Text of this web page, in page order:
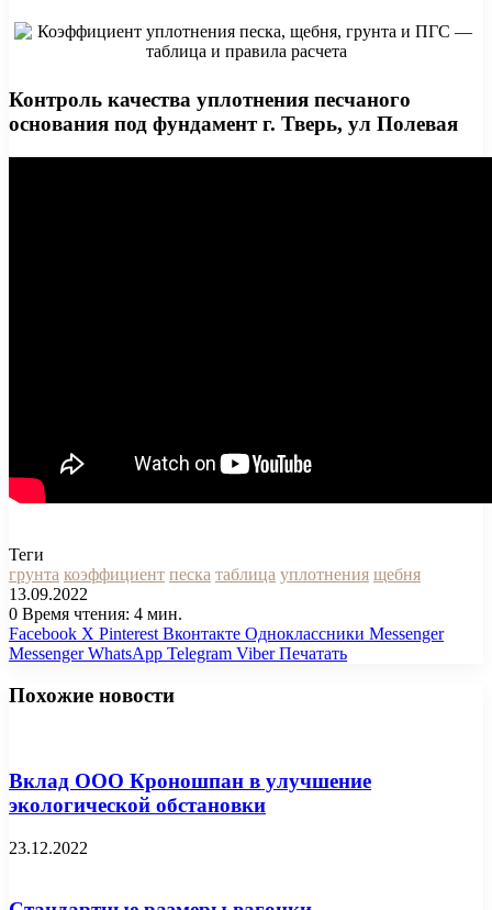
Контроль качества уплотнения песчаного
основания под фундамент г. Тверь, ул Полевая
Теги
грунта коэффициент песка таблица уплотнения щебня
13.09.2022
0 Время чтения: 4 мин.
Facebook X Pinterest Вконтакте Одноклассники Messenger
Messenger WhatsApp Telegram Viber Печатать
Похожие новости
Вклад ООО Кроношпан в улучшение
экологической обстановки
23.12.2022